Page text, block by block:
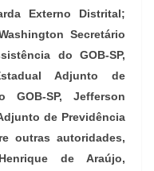
Externo Distrital;
Secretário
do GOB-SP,
Adjunto de
GOB-SP, Jefferson
de Previdência
outras autoridades,
de Araújo,